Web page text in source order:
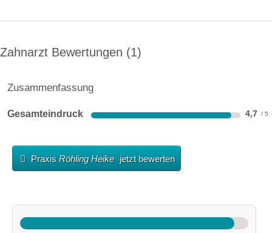
Zahnarzt Bewertungen 1
Zusammenfassung
Gesamteindruck 4,7
Praxis Röhling Heike jetzt bewerten